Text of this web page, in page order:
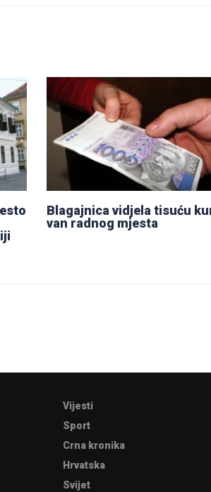
Blagajnica vidjela tisuću
van radnog mjesta
Vijesti
Sport
Crna kronika
Hrvatska
Svijet